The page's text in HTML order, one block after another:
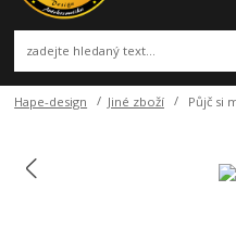
Hape-design Jiné zboží Půjč si